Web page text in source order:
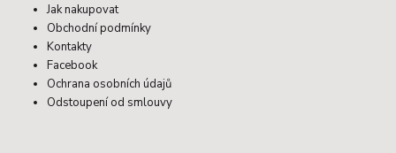
Jak nakupovat
Obchodní podmínky
Kontakty
Facebook
Ochrana osobních údajů
Odstoupení od smlouvy